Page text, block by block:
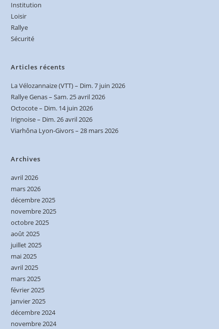
Institution
Loisir
Rallye
Sécurité
Articles récents
La Vélozannaize (VTT) – Dim. 7 juin 2026
Rallye Genas – Sam. 25 avril 2026
Octocote – Dim. 14 juin 2026
Irignoise – Dim. 26 avril 2026
Viarhôna Lyon-Givors – 28 mars 2026
Archives
avril 2026
mars 2026
décembre 2025
novembre 2025
octobre 2025
août 2025
juillet 2025
mai 2025
avril 2025
mars 2025
février 2025
janvier 2025
décembre 2024
novembre 2024